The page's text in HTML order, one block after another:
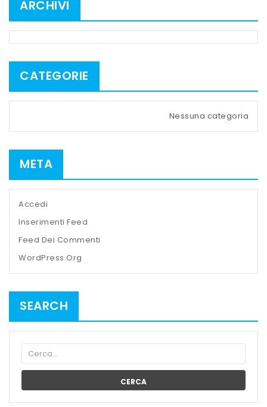
ARCHIVI
CATEGORIE
Nessuna categoria
META
Accedi
Inserimenti Feed
Feed Dei Commenti
WordPress.org
SEARCH
CERCA